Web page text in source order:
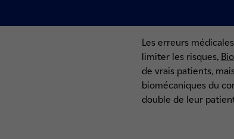
Les erreurs
limiter les risques,
de vrais patients,
biomécaniques du
double de leur